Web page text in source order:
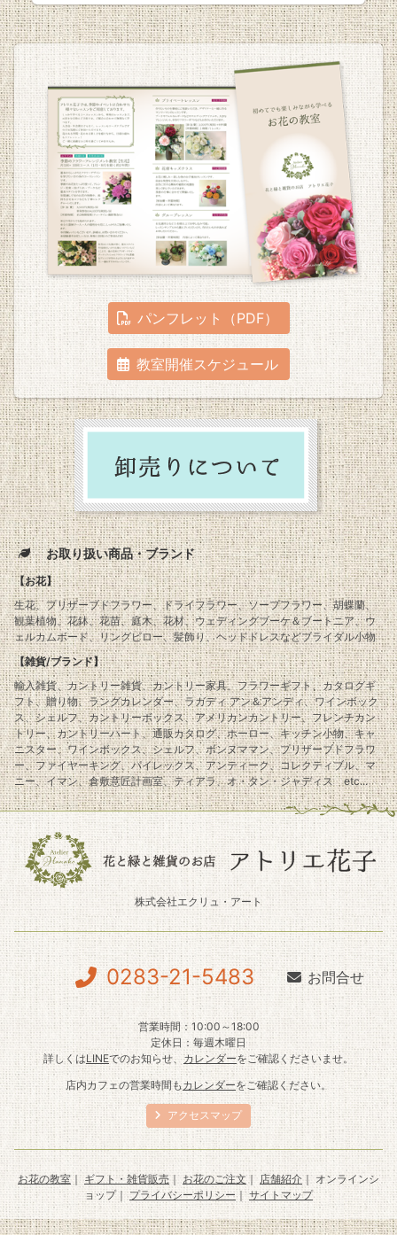
パンフレット（PDF）
教室開催スケジュール
お取り扱い商品・ブランド
【お花】
生花、プリザーブドフラワー、ドライフラワー、ソープフラワー、胡蝶蘭、
観葉植物、花鉢、花苗、庭木、花材、ウェディングブーケ＆ブートニア、ウ
ェルカムボード、リングピロー、髪飾り、ヘッドドレスなどブライダル小物
【雑貨/ブランド】
輸入雑貨、カントリー雑貨、カントリー家具、フラワーギフト、カタログギ
フト、贈り物、ラングカレンダー、ラガディ アン＆アンディ、ワインボック
ス、シェルフ、カントリーボックス、アメリカンカントリー、フレンチカン
トリー、カントリーハート、通販カタログ、ホーロー、キッチン小物、キャ
ニスター、ワインボックス、シェルフ、ボンヌママン、プリザーブドフラワ
ー、ファイヤーキング、パイレックス、アンティーク、コレクティブル、マ
ニー、イマン、倉敷意匠計画室、ティアラ、オ・タン・ジャディス etc...
株式会社エクリュ・アート
0283-21-5483 お問合せ
営業時間：10:00～18:00
定休日：毎週木曜日
詳しくはLINEでのお知らせ、カレンダーをご確認くださいませ。
店内カフェの営業時間もカレンダーをご確認ください。
アクセスマップ
お花の教室｜ギフト・雑貨販売｜ お花のご注文｜ 店舗紹介｜ オンラインシ
ョップ｜プライバシーポリシー｜サイトマップ